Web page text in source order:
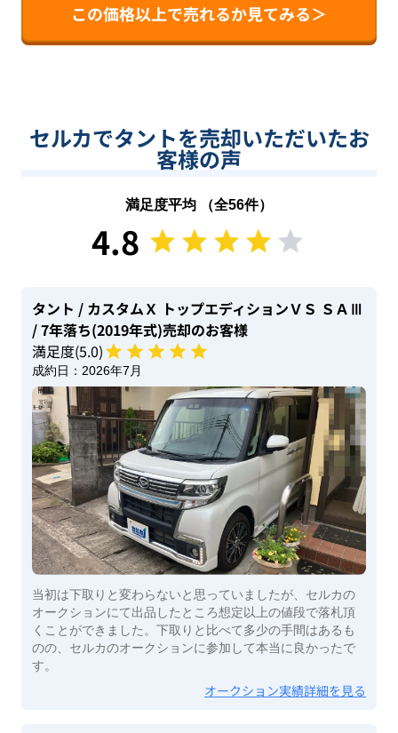
この価格以上で売れるか見てみる＞
セルカでタントを売却いただいたお
客様の声
満足度平均 （全56件）
4.8
タント / カスタムＸ トップエディションＶＳ ＳＡⅢ
/ 7年落ち(2019年式)売却のお客様
満足度(5.0)
成約日： 2026年7月
当初は下取りと変わらないと思っていましたが、セルカの
オークションにて出品したところ想定以上の値段で落札頂
くことができました。下取りと比べて多少の手間はあるも
のの、セルカのオークションに参加して本当に良かったで
す。
オークション実績詳細を見る